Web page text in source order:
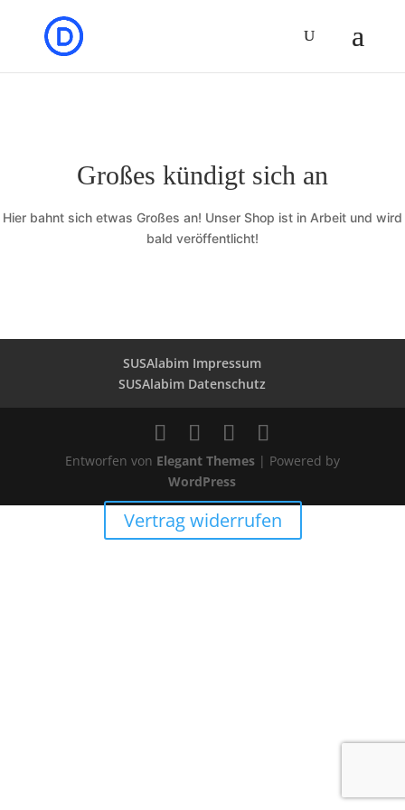
Großes kündigt sich an
Hier bahnt sich etwas Großes an! Unser Shop ist in Arbeit und wird
bald veröffentlicht!
SUSAlabim Impressum
SUSAlabim Datenschutz
Entworfen von Elegant Themes| Powered by
WordPress
Vertrag widerrufen